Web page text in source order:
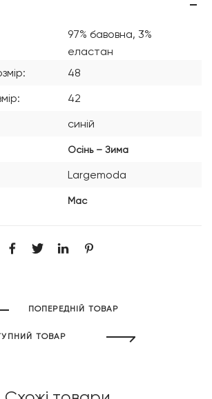
97% бавовна, 3%
еластан
48
42
синій
Осінь – Зима
Largemoda
Mac
ПОПЕРЕДНІЙ ТОВАР
ТОВАР